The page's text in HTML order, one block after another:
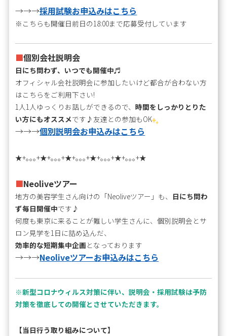
→→→採用試験お申込みはこちら
※こちらも開催日前日の18:00まで応募受付しています
■個別会社説明会
日にち問わず、いつでも開催中♬
オフィシャル会社説明会に参加したいけど都合が合わない方
はこちらをご利用下さい!
1人1人ゆっくりお話しができるので、時間をしっかりとりた
い方にもオススメです♪友達との参加もOK
→→→個別説明会お申込みはこちら
★+｡｡｡+★+｡｡｡+★+｡｡｡+★+｡｡｡+★+｡｡｡+★
■Neoliveツアー
地方の美容学生さん向けの「Neoliveツアー」も、 日にち問わ
ず毎日開催中です♪
何度も東京に来ることが難しい学生さんに、個別説明会とサ
ロン見学を1日に詰め込んだ、
効率的な短期集中企画となっております
→→→Neoliveツアーお申込みはこちら
※新型コロナウィルス対策に伴い、説明会・採用試験は予防
対策を徹底しての開催とさせていただきます。
【当日行う取り組みについて】